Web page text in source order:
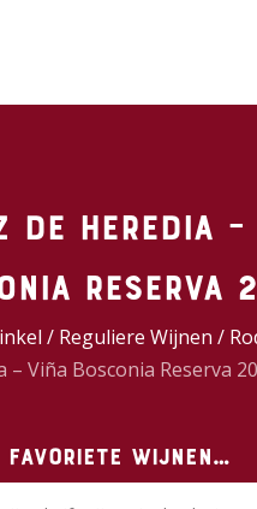
de Heredia –
Reserva
/ Reguliere Wijnen /
– Viña Bosconia Reserva
favoriete wijnen…